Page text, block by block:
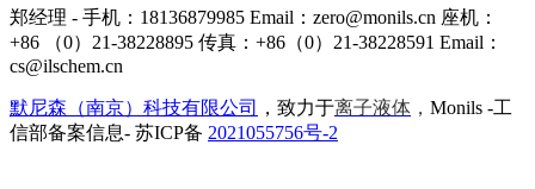
郑经理 - 手机：18136879985 Email：zero@monils.cn 座机：
+86 （0）21-38228895 传真：+86（0）21-38228591 Email：
cs@ilschem.cn
默尼森（南京）科技有限公司 ，致力于离子液体 ， Monils -工
信部备案信息- 苏ICP备 2021055756号-2